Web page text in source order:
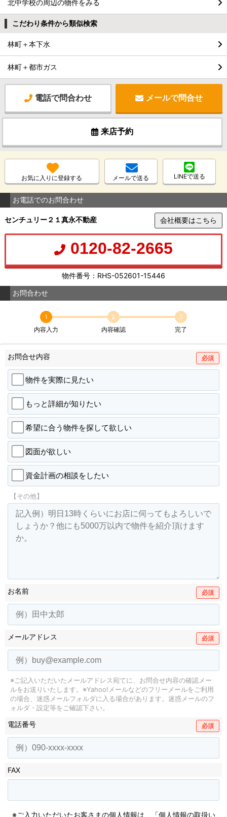
北中学校の周辺の物件をみる
こだわり条件から類似検索
林町＋本下水
林町＋都市ガス
電話で問合わせ メールで問合せ
来店予約
お気に入りに登録する メールで送る LINEで送る
お電話でのお問合わせ
センチュリー２１真永不動産 会社概要はこちら
0120-82-2665
物件番号：RHS-052601-15446
お問合わせ
1
内容入力
2
内容確認
3
完了
お問合せ内容 必須
物件を実際に見たい
もっと詳細が知りたい
希望に合う物件を探して欲しい
図面が欲しい
資金計画の相談をしたい
【その他】
お名前 必須
メールアドレス 必須
※ご記入いただいたメールアドレス宛てに、お問合せ内容の確認メー
ルをお送りいたします。 ※Yahoo!メールなどのフリーメールをご利用
の場合、迷惑メールフォルダに入る場合があります。 迷惑メールのフ
ォルダ・設定等をご確認下さい。
電話番号 必須
FAX
※ご入力いただいたお客さまの個人情報は、
「個人情報の取扱い